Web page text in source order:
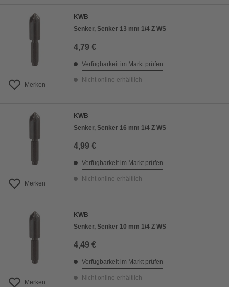
Merken
KWB
Senker, Senker 13 mm 1/4 Z WS
4,79 €
Verfügbarkeit im Markt prüfen
Nicht online erhältlich
Merken
KWB
Senker, Senker 16 mm 1/4 Z WS
4,99 €
Verfügbarkeit im Markt prüfen
Nicht online erhältlich
Merken
KWB
Senker, Senker 10 mm 1/4 Z WS
4,49 €
Verfügbarkeit im Markt prüfen
Nicht online erhältlich